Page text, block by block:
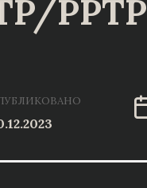
PPTP